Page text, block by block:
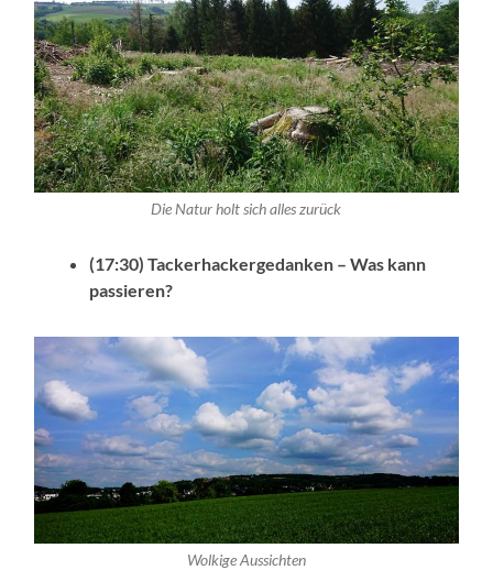
Die Natur holt sich alles zurück
(17:30) Tackerhackergedanken – Was kann
passieren?
Wolkige Aussichten